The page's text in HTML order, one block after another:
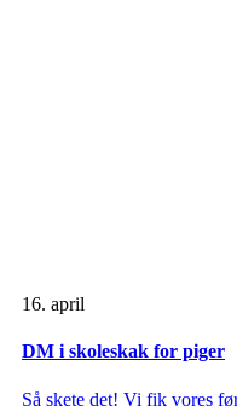
16. april
DM i skoleskak for piger
Så skete det! Vi fik vores